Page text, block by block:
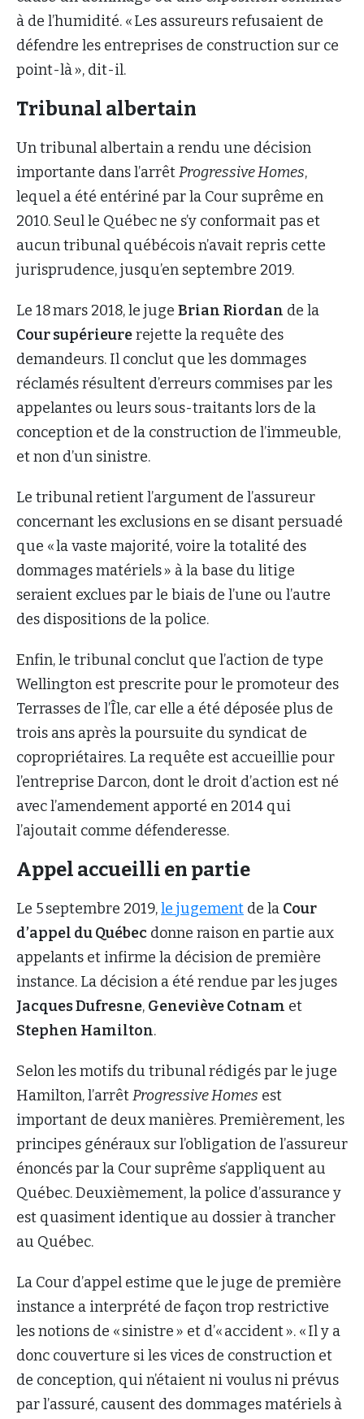
à de l’humidité. « Les assureurs refusaient de
défendre les entreprises de construction sur ce
point-là », dit-il.
Tribunal albertain
Un tribunal albertain a rendu une décision
importante dans l’arrêtProgressive Homes,
lequel a été entériné par la Cour suprême en
2010. Seul le Québec ne s’y conformait pas et
aucun tribunal québécois n’avait repris cette
jurisprudence, jusqu’en septembre 2019.
Le 18 mars 2018, le juge Brian Riordan de la
Cour supérieurerejette la requête des
demandeurs. Il conclut que les dommages
réclamés résultent d’erreurs commises par les
appelantes ou leurs sous-traitants lors de la
conception et de la construction de l’immeuble,
et non d’un sinistre.
Le tribunal retient l’argument de l’assureur
concernant les exclusions en se disant persuadé
que « la vaste majorité, voire la totalité des
dommages matériels » à la base du litige
seraient exclues par le biais de l’une ou l’autre
des dispositions de la police.
Enfin, le tribunal conclut que l’action de type
Wellington est prescrite pour le promoteur des
Terrasses de l’Île, car elle a été déposée plus de
trois ans après la poursuite du syndicat de
copropriétaires. La requête est accueillie pour
l’entreprise Darcon, dont le droit d’action est né
avec l’amendement apporté en 2014 qui
l’ajoutait comme défenderesse.
Appel accueilli en partie
Le 5 septembre 2019,le jugement de la Cour
d’appel du Québec donne raison en partie aux
appelants et infirme la décision de première
instance. La décision a été rendue par les juges
Jacques Dufresne, Geneviève Cotnam et
Stephen Hamilton.
Selon les motifs du tribunal rédigés par le juge
Hamilton, l’arrêtProgressive Homes est
important de deux manières. Premièrement, les
principes généraux sur l’obligation de l’assureur
énoncés par la Cour suprême s’appliquent au
Québec. Deuxièmement, la police d’assurance y
est quasiment identique au dossier à trancher
au Québec.
La Cour d’appel estime que le juge de première
instance a interprété de façon trop restrictive
les notions de « sinistre » et d’« accident ». « Il y a
donc couverture si les vices de construction et
de conception, qui n’étaient ni voulus ni prévus
par l’assuré, causent des dommages matériels à